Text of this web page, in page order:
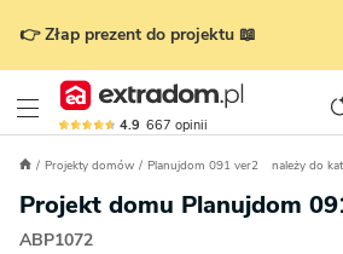
👉 Złap prezent do projektu 📖
4.9 667 opinii
Projekty domów Planujdom 091 ver2 należy do
Projekt domu Planujdom
ABP1072